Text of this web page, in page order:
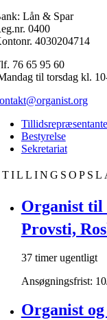
Lån & Spar
0400
4030204714
76 65 95 60
til torsdag kl.
Bestyrelse
Sekretariat
Organist til
Provsti,
37 timer ugentligt
Ansøgningsfrist:
Organist